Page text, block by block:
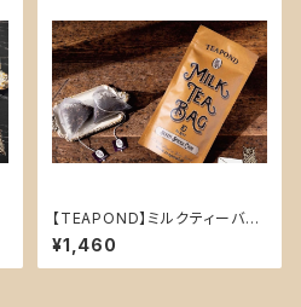
【TEAPOND】ミルクティーバッ
グ スタンドバック 10個入(セブ
ンスパイス チャイ)
¥1,460